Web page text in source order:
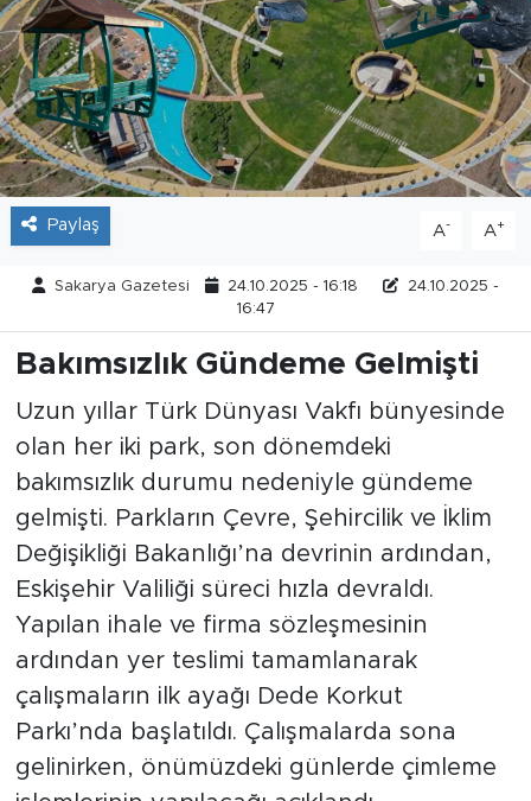
Paylaş A- A+
Sakarya Gazetesi 24.10.2025 - 16:18
24.10.2025 -
16:47
Bakımsızlık Gündeme Gelmişti
Uzun yıllar Türk Dünyası Vakfı bünyesinde
olan her iki park, son dönemdeki
bakımsızlık durumu nedeniyle gündeme
gelmişti. Parkların Çevre, Şehircilik ve İklim
Değişikliği Bakanlığı’na devrinin ardından,
Eskişehir Valiliği süreci hızla devraldı.
Yapılan ihale ve firma sözleşmesinin
ardından yer teslimi tamamlanarak
çalışmaların ilk ayağı Dede Korkut
Parkı’nda başlatıldı. Çalışmalarda sona
gelinirken, önümüzdeki günlerde çimleme
Teknoloji
Politika